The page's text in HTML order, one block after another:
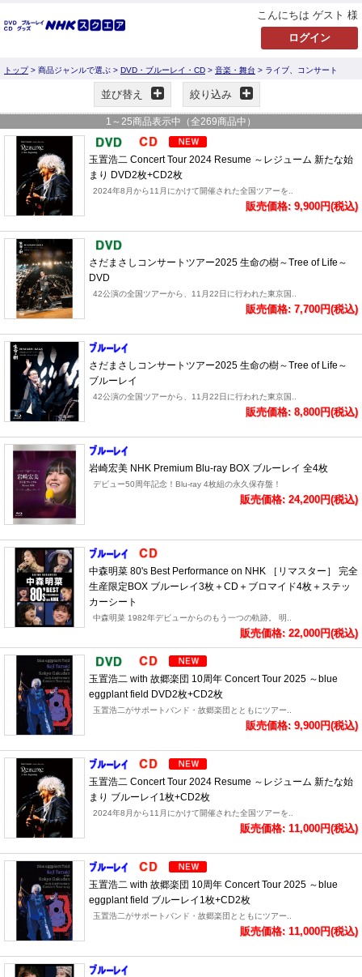
こんにちは ゲスト 様
トップ> 商品ジャンルで選ぶ > DVD・ブルーレイ・CD > 音楽・舞台 > ライブ、コンサート
並び替え 絞り込み
1 ～ 25商品表示中（全269商品中）
玉置浩二 Concert Tour 2024 Resume ～レジューム 新たな始
まり DVD2枚+CD2枚
2024年8月から11月にかけて開催された全国ツアーを..
販売価格: 9,900円(税込)
さだまさしコンサートツアー2025 生命の樹～Tree of Life～
DVD
42公演の全国ツアーから、11月22日に行われた東京国..
販売価格: 7,700円(税込)
さだまさしコンサートツアー2025 生命の樹～Tree of Life～
ブルーレイ
42公演の全国ツアーから、11月22日に行われた東京国..
販売価格: 8,800円(税込)
岩崎宏美 NHK Premium Blu-ray BOX ブルーレイ 全4枚
デビュー50周年記念！Blu-ray 4枚組の永久保存盤！
販売価格: 24,200円(税込)
中森明菜 80's Best Performance on NHK ［リマスター］ 完全
生産限定BOX ブルーレイ3枚＋CD＋ブロマイド4枚＋ステッ
カーシート
中森明菜 1982年デビューからのもう一つの軌跡。 明..
販売価格: 22,000円(税込)
玉置浩二 with 故郷楽団 10周年 Concert Tour 2025 ～blue
eggplant field DVD2枚+CD2枚
玉置浩二がサポートバンド・故郷楽団とともにツアー..
販売価格: 9,900円(税込)
玉置浩二 Concert Tour 2024 Resume ～レジューム 新たな始
まり ブルーレイ1枚+CD2枚
2024年8月から11月にかけて開催された全国ツアーを..
販売価格: 11,000円(税込)
玉置浩二 with 故郷楽団 10周年 Concert Tour 2025 ～blue
eggplant field ブルーレイ1枚+CD2枚
玉置浩二がサポートバンド・故郷楽団とともにツアー..
販売価格: 11,000円(税込)